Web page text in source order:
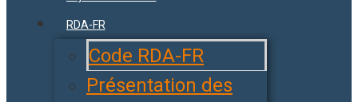
RDA-FR
Code RDA-FR
Présentation des